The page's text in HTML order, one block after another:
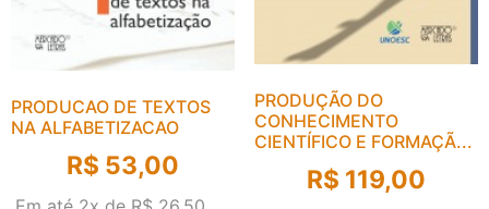
PRODUCAO DE TEXTOS
NA ALFABETIZACAO
R$ 53,00
PRODUÇÃO DO
CONHECIMENTO
CIENTÍFICO E FORMAÇÃ...
R$ 119,00